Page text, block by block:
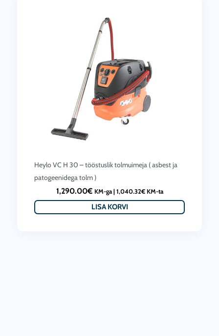
Heylo VC H 30 – tööstuslik tolmuimeja ( asbest ja
patogeenidega tolm )
1,290.00€ KM-ga | 1,040.32€KM-ta
LISA KORVI